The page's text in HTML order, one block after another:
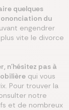
quelques
du
engendrer
vite le divorce
n'hésitez pas à
qui vous
Pour trouver la
notre
et de nombreux